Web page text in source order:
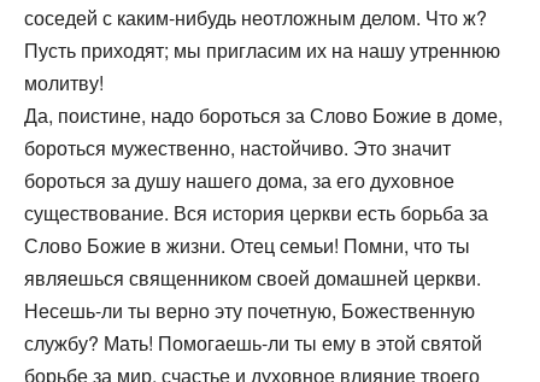
соседей с каким-нибудь неотложным делом. Что ж?
Пусть приходят; мы пригласим их на нашу утреннюю
молитву!
Да, поистине, надо бороться за Слово Божие в доме,
бороться мужественно, настойчиво. Это значит
бороться за душу нашего дома, за его духовное
существование. Вся история церкви есть борьба за
Слово Божие в жизни. Отец семьи! Помни, что ты
являешься священником своей домашней церкви.
Несешь-ли ты верно эту почетную, Божественную
службу? Мать! Помогаешь-ли ты ему в этой святой
борьбе за мир, счастье и духовное влияние твоего